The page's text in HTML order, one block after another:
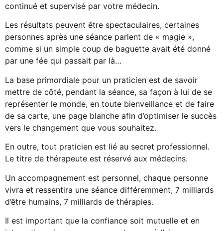
continué et supervisé par votre médecin.
Les résultats peuvent être spectaculaires, certaines
personnes après une séance parlent de « magie »,
comme si un simple coup de baguette avait été donné
par une fée qui passait par là…
La base primordiale pour un praticien est de savoir
mettre de côté, pendant la séance, sa façon à lui de se
représenter le monde, en toute bienveillance et de faire
de sa carte, une page blanche afin d’optimiser le succès
vers le changement que vous souhaitez.
En outre, tout praticien est lié au secret professionnel.
Le titre de thérapeute est réservé aux médecins.
Un accompagnement est personnel, chaque personne
vivra et ressentira une séance différemment, 7 milliards
d’être humains, 7 milliards de thérapies.
Il est important que la confiance soit mutuelle et en